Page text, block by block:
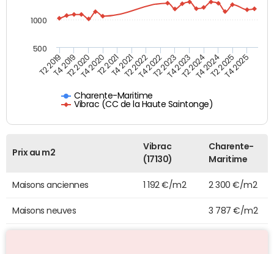
Charente-Maritime
Vibrac (CC de la Haute Saintonge)
T2 2019T4 2019T2 2020T4 2020T2 2021T4 2021T2 2022T4 2022T2 2023T4 2023T2 2024T4 2024T2 2025T4 2025
500
1000
Prix au m2
Vibrac
(17130)
Charente-
Maritime
Maisons anciennes 1 192 €/m2 2 300 €/m2
Maisons neuves 3 787 €/m2